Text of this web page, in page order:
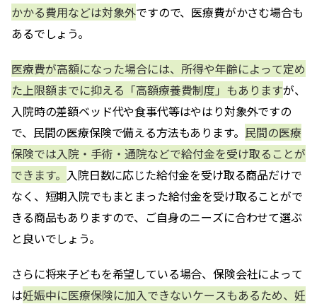
かかる費用などは対象外ですので、医療費がかさむ場合も
あるでしょう。
医療費が高額になった場合には、所得や年齢によって定め
た上限額までに抑える「高額療養費制度」もありますが、
入院時の差額ベッド代や食事代等はやはり対象外ですの
で、民間の医療保険で備える方法もあります。 民間の医療
保険では入院・手術・通院などで給付金を受け取ることが
できます。 入院日数に応じた給付金を受け取る商品だけで
なく、短期入院でもまとまった給付金を受け取ることがで
きる商品もありますので、ご自身のニーズに合わせて選ぶ
と良いでしょう。
さらに将来子どもを希望している場合、保険会社によって
は妊娠中に医療保険に加入できないケースもあるため、妊